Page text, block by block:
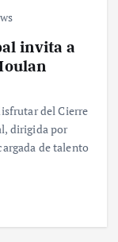
invita a
del Cierre
dirigida por
de talento